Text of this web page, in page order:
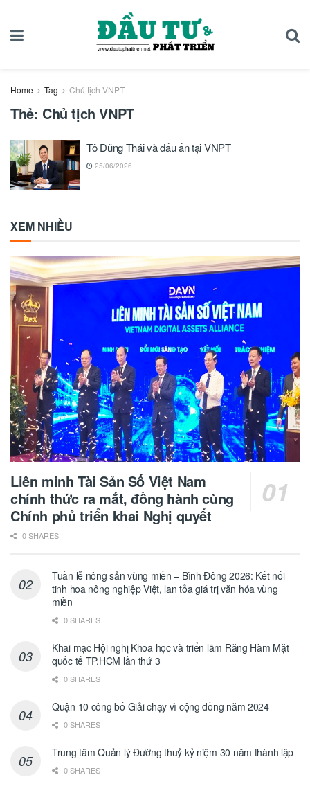
Home Tag Chủ tịch VNPT
Thẻ: Chủ tịch VNPT
Tô Dũng Thái và dấu ấn tại VNPT
25/06/2026
XEM NHIỀU
Liên minh Tài Sản Số Việt Nam
chính thức ra mắt, đồng hành cùng
Chính phủ triển khai Nghị quyết
0 SHARES
Tuần lễ nông sản vùng miền – Bình Đông 2026: Kết nối
tinh hoa nông nghiệp Việt, lan tỏa giá trị văn hóa vùng
miền
0 SHARES
Khai mạc Hội nghị Khoa học và triển lãm Răng Hàm Mặt
quốc tế TP.HCM lần thứ 3
0 SHARES
Quận 10 công bố Giải chạy vì cộng đồng năm 2024
0 SHARES
Trung tâm Quản lý Đường thuỷ kỷ niệm 30 năm thành lập
0 SHARES